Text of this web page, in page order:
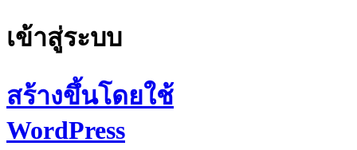
เข้าสู่ระบบ
สร้างขึ้นโดยใช้
WordPress